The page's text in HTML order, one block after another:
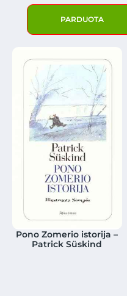
PARDUOTA
Pono Zomerio istorija –
Patrick Süskind